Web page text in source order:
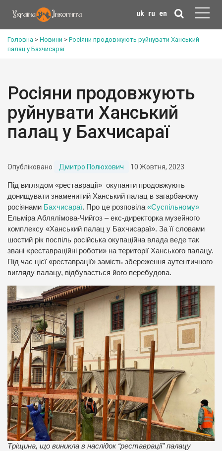
uk ru en
Головна > Новини > Росіяни продовжують руйнувати Ханський
палац у Бахчисараї
Росіяни продовжують
руйнувати Ханський
палац у Бахчисараї
Опубліковано Дмитро Полюхович 10 Жовтня, 2023
Під виглядом «реставрації» окупанти продовжують
донищувати знаменитий Ханський палац в загарбаному
росіянами Бахчисараї. Про це розповіла «Суспільному»
Ельміра Аблялімова-Чийгоз – екс-директорка музейного
комплексу «Ханський палац у Бахчисараї». За її словами
шостий рік поспіль російська окупаційна влада веде так
звані «реставраційні роботи» на території Ханського палацу.
Під час цієї «реставрації» замість збереження аутентичного
вигляду палацу, відбувається його перебудова.
Тріщина, що виникла в наслідок “реставрації” палацу